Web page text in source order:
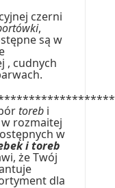
czerni
,
są w
, cudnych
toreb i
w rozmaitej
w
i toreb
że Twój
dla